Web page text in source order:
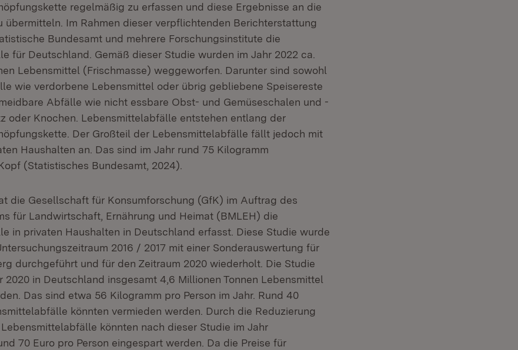
regelmäßig zu erfassen und diese Ergebnisse an die
übermitteln. Im Rahmen dieser verpflichtenden Berichterstattung
Bundesamt und mehrere Forschungsinstitute die
für Deutschland. Gemäß dieser Studie wurden im Jahr 2022 ca.
Lebensmittel (Frischmasse) weggeworfen. Darunter sind sowohl
wie verdorbene Lebensmittel oder übrig gebliebene Speisereste
Abfälle wie nicht essbare Obst- und Gemüseschalen und -
oder Knochen. Lebensmittelabfälle entstehen entlang der
Der Großteil der Lebensmittelabfälle fällt jedoch mit
Haushalten an. Das sind im Jahr rund 75 Kilogramm
(Statistisches Bundesamt, 2024).
die Gesellschaft für Konsumforschung (GfK) im Auftrag des
für Landwirtschaft, Ernährung und Heimat (BMLEH) die
in privaten Haushalten in Deutschland erfasst. Diese Studie wurde
2016 / 2017 mit einer Sonderauswertung für
durchgeführt und für den Zeitraum 2020 wiederholt. Die Studie
2020 in Deutschland insgesamt 4,6 Millionen Tonnen Lebensmittel
Das sind etwa 56 Kilogramm pro Person im Jahr. Rund 40
könnten vermieden werden. Durch die Reduzierung
könnten nach dieser Studie im Jahr
70 Euro pro Person eingespart werden. Da die Preise für